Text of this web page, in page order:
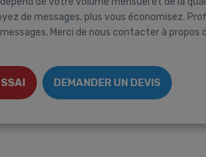
de messages, plus vous économisez.
Merci de nous contacter à propos
DEMANDER UN DEVIS